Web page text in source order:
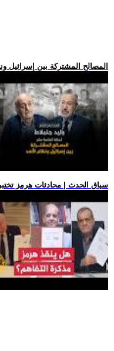
.. المصالح المشتركة بين
.. سياق الحدث | محادثات هرمز